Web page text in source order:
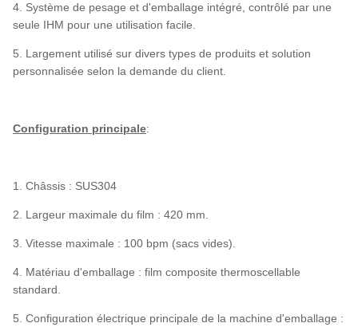
4. Système de pesage et d'emballage intégré, contrôlé par une
seule IHM pour une utilisation facile.
5. Largement utilisé sur divers types de produits et solution
personnalisée selon la demande du client.
Configuration principale:
1. Châssis : SUS304
2. Largeur maximale du film : 420 mm.
3. Vitesse maximale : 100 bpm (sacs vides).
4. Matériau d'emballage : film composite thermoscellable
standard.
5. Configuration électrique principale de la machine d'emballage :